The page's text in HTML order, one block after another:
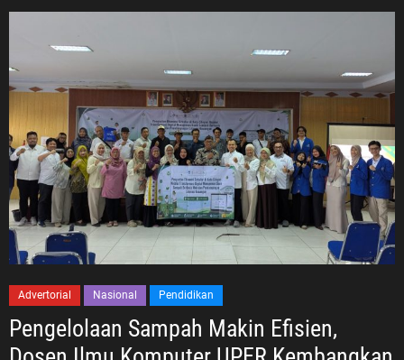
Advertorial Nasional Pendidikan
Pengelolaan Sampah Makin Efisien,